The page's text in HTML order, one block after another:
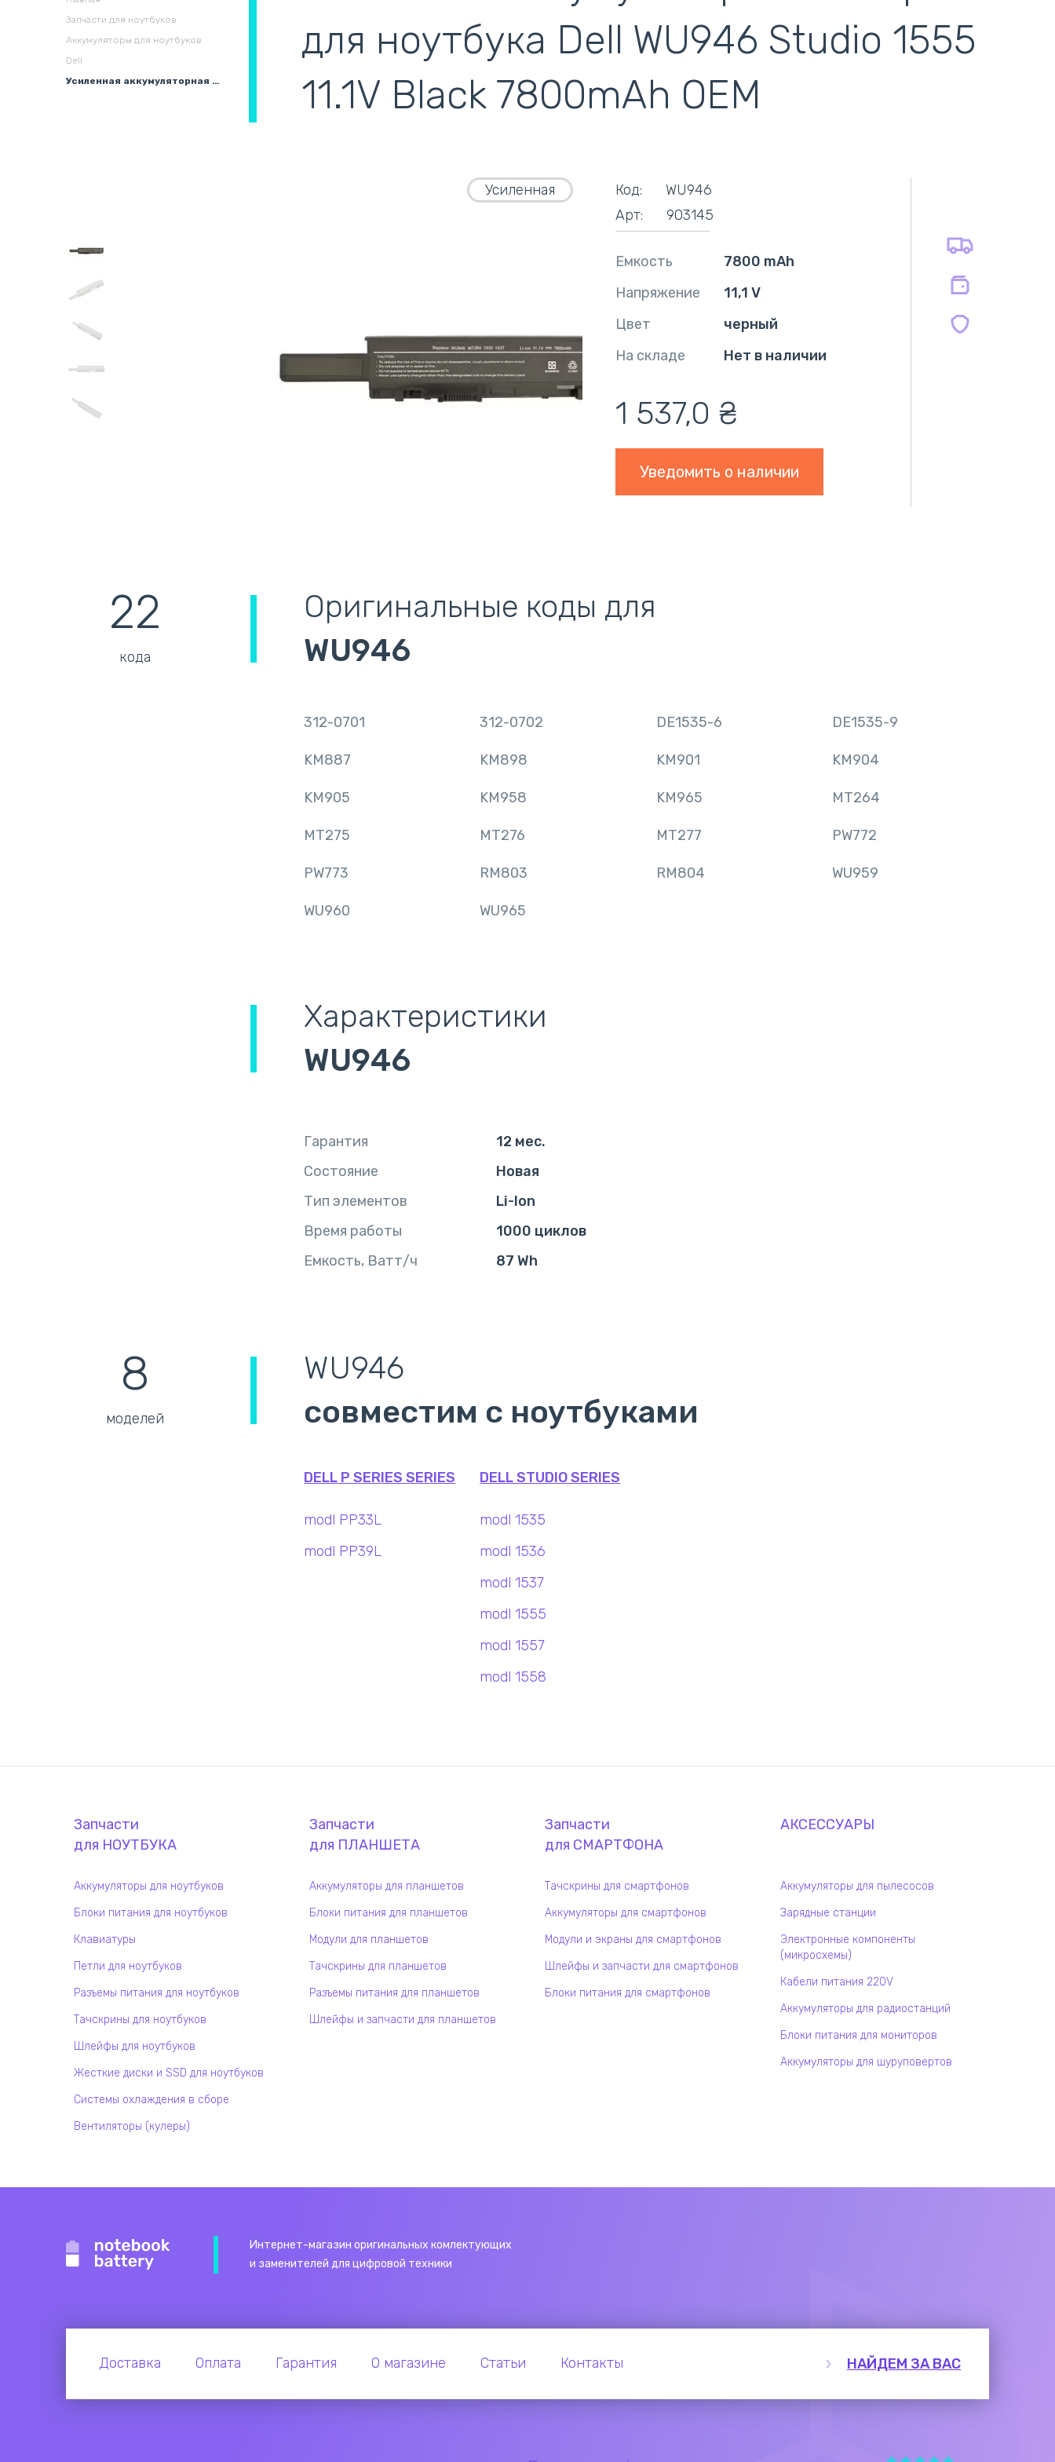
охлаждения в сборе
Запчасти для ноутбуков
Аккумуляторы для ноутбуков
Dell
Усиленная аккумуляторная батарея для ноутбука Dell WU946 Studio 1555 11.1V Black 7800mAh OEM
для ноутбука Dell WU946 Studio 1555
11.1V Black 7800mAh OEM
Усиленная Код:
WU946
Арт:
903145
Емкость
7800 mAh
Напряжение
11,1 V
Цвет
черный
На складе
Нет в наличии
1 537,0 ₴
Уведомить о наличии
на совместимые блоки питания 12 мес.
22
кода
Оригинальные коды для
WU946
312-0701 312-0702 DE1535-6 DE1535-9
KM887 KM898 KM901 KM904
KM905 KM958 KM965 MT264
MT275 MT276 MT277 PW772
PW773 RM803 RM804 WU959
WU960 WU965
Характеристики
WU946
Гарантия
12 мес.
Состояние
Новая
Тип элементов
Li-Ion
Время работы
1000 циклов
Емкость, Ватт/ч
87 Wh
8
моделей
WU946
совместим с ноутбуками
DELL P SERIES SERIES
modl PP33L
modl PP39L
DELL STUDIO SERIES
modl 1535
modl 1536
modl 1537
modl 1555
modl 1557
modl 1558
Запчасти
для НОУТБУКА
Аккумуляторы для ноутбуков
Блоки питания для ноутбуков
Клавиатуры
Петли для ноутбуков
Разъемы питания для ноутбуков
Тачскрины для ноутбуков
Шлейфы для ноутбуков
Жесткие диски и SSD для ноутбуков
Системы охлаждения в сборе
Вентиляторы (кулеры)
Запчасти
для ПЛАНШЕТА
Аккумуляторы для планшетов
Блоки питания для планшетов
Модули для планшетов
Тачскрины для планшетов
Разъемы питания для планшетов
Шлейфы и запчасти для планшетов
Запчасти
для СМАРТФОНА
Тачскрины для смартфонов
Аккумуляторы для смартфонов
Модули и экраны для смартфонов
Шлейфы и запчасти для смартфонов
Блоки питания для смартфонов
АКСЕССУАРЫ
Аккумуляторы для пылесосов
Зарядные станции
Электронные компоненты
(микросхемы)
Кабели питания 220V
Аккумуляторы для радиостанций
Блоки питания для мониторов
Аккумуляторы для шуруповертов
Интернет-магазин оригинальных комлектующих
и заменителей для цифровой техники
Доставка Оплата Гарантия О магазине Статьи Контакты НАЙДЕМ ЗА ВАС